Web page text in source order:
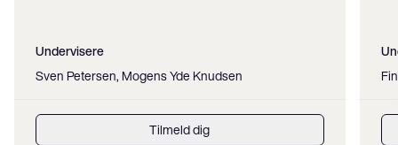
Undervisere
Sven Petersen, Mogens Yde Knudsen
Tilmeld dig